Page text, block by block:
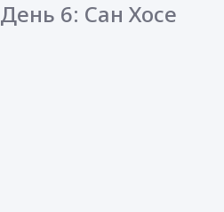
День 6: Сан Хосе